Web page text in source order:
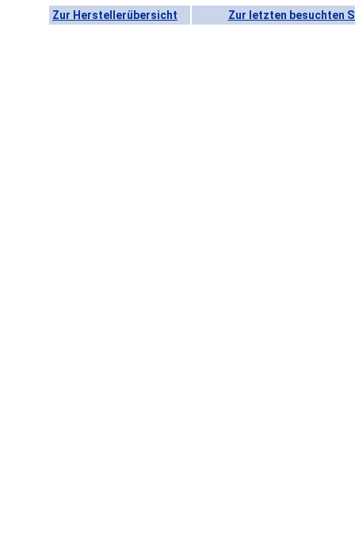
Zur Herstellerübersicht Zur letzten besuchten